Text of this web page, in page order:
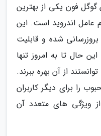
فون یکی از بهترین
عامل اندروید است. این
شده و قابلیت
حال تا به امروز تنها
از آن بهره ببرند.
را برای دیگر کاربران
ویژگی های متعدد آن